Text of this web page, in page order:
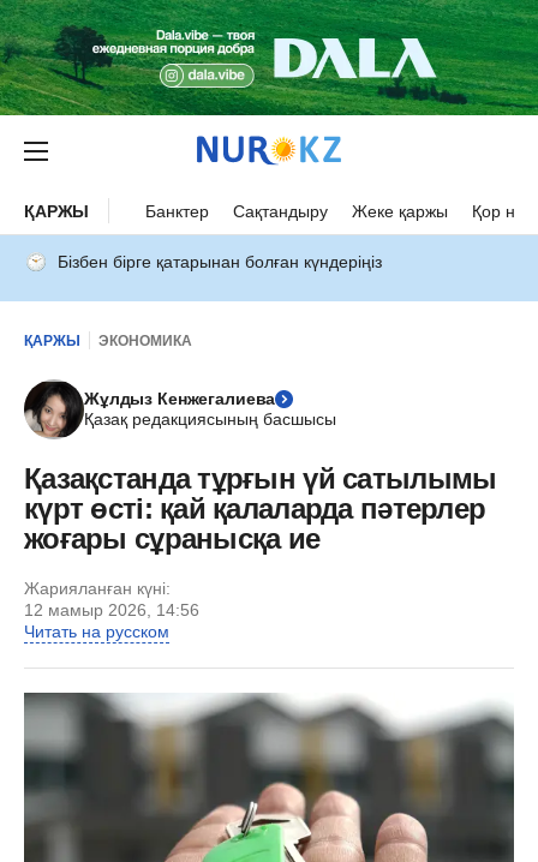
ҚАРЖЫ Банктер Сақтандыру Жеке қаржы Қор
Бізбен бірге қатарынан болған күндеріңіз
ҚАРЖЫ ЭКОНОМИКА
Жұлдыз Кенжегалиева
Қазақ редакциясының басшысы
Қазақстанда тұрғын үй сатылымы
күрт өсті: қай қалаларда пәтерлер
жоғары сұранысқа ие
Жарияланған күні:
12 мамыр 2026, 14:56
Читать на русском